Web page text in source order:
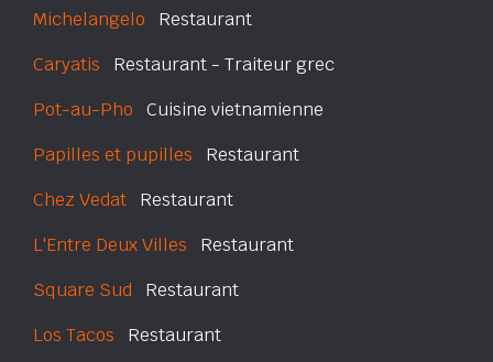
Michelangelo Restaurant
Caryatis Restaurant - Traiteur grec
Pot-au-Pho Cuisine vietnamienne
Papilles et pupilles Restaurant
Chez Vedat Restaurant
L'Entre Deux Villes Restaurant
Square Sud Restaurant
Los Tacos Restaurant